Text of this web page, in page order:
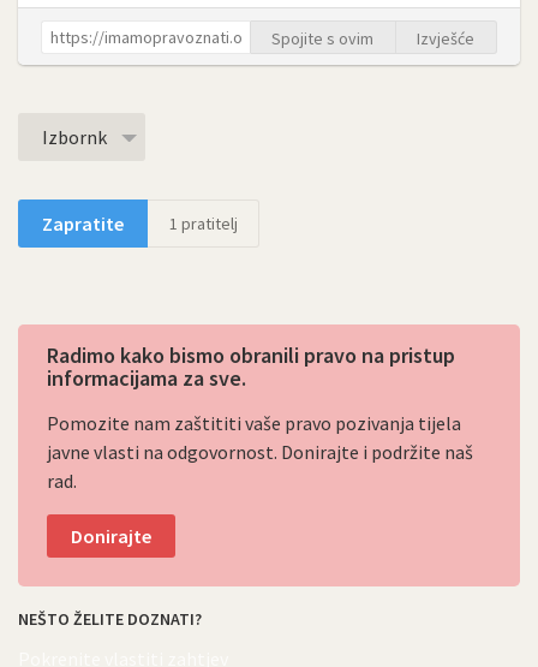
Spojite s ovim Izvješće
Izbornk
Zapratite 1 pratitelj
Radimo kako bismo obranili pravo na pristup
informacijama za sve.
Pomozite nam zaštititi vaše pravo pozivanja tijela
javne vlasti na odgovornost. Donirajte i podržite naš
rad.
Donirajte
NEŠTO ŽELITE DOZNATI?